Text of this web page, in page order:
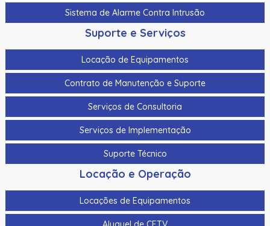
Cadastrador De Cartoes Hikvision Ds-K1F100-D8E Dupla
Frequencia 125Khz (Em) E 13,56Mhz (Mifare)
Cadastrador Impressao Digital Hikvision Ds-K1F820-F
Cartao De Memoria Hikvision Hs-Tf-H1I 32G
Cartao De Proximidade Rfid Hikvision Ds-K7M101-E0 Freq.
Em 125Khz Em Pvc
Cartao De Proximidade Rfid Hikvision Ds-Kem125 Em
Cartao De Proximidade Rfid Hikvision Fm11Rf08-M1 Mifare
Cartao De Proximidade Rfid Hikvision Frequencia Dupla
Mifare 13,56Mhz E Em 125Khz Em Pvc
Sistema de Alarme Contra Intrusão
Suporte e Serviços
Locação de Equipamentos
Contrato de Manutenção e Suporte
Serviços de Consultoria
Serviços de Implementação
Suporte Técnico
Locação e Operação
Locações de Equipamentos